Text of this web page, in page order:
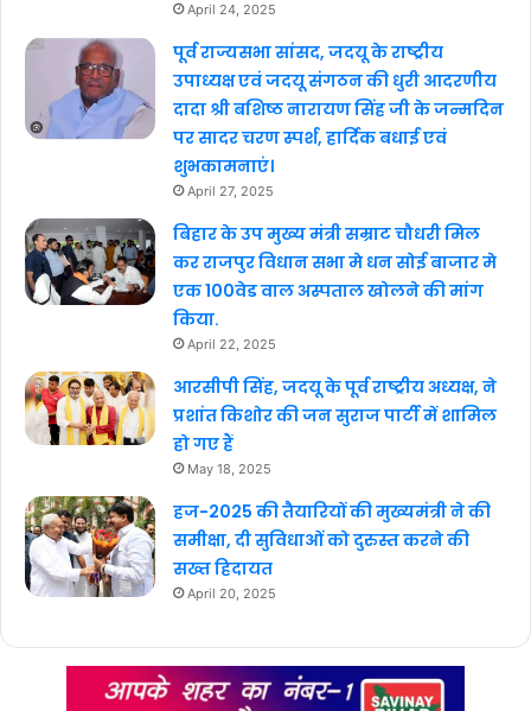
April 24, 2025
पूर्व राज्यसभा सांसद, जदयू के राष्ट्रीय
उपाध्यक्ष एवं जदयू संगठन की धुरी आदरणीय
दादा श्री बशिष्ठ नारायण सिंह जी के जन्मदिन
पर सादर चरण स्पर्श, हार्दिक बधाई एवं
शुभकामनाएं।
April 27, 2025
बिहार के उप मुख्य मंत्री सम्राट चौधरी मिल
कर राजपुर विधान सभा मे धन सोई बाजार मे
एक 100वेड वाल अस्पताल खोलने की मांग
किया.
April 22, 2025
आरसीपी सिंह, जदयू के पूर्व राष्ट्रीय अध्यक्ष, ने
प्रशांत किशोर की जन सुराज पार्टी में शामिल
हो गए हैं
May 18, 2025
हज-2025 की तैयारियों की मुख्यमंत्री ने की
समीक्षा, दी सुविधाओं को दुरुस्त करने की
सख्त हिदायत
April 20, 2025